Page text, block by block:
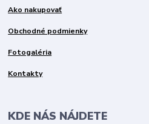
Ako nakupovať
Obchodné podmienky
Fotogaléria
Kontakty
KDE NÁS NÁJDETE